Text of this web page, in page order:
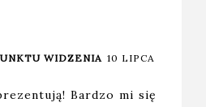
WIDZENIA 10 LIPCA
Bardzo mi się